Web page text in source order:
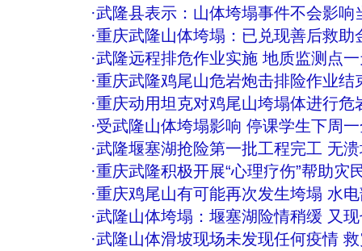
·武隆县表示：山体垮塌事件不会影响
·重庆武隆山体垮塌：已兑现善后救助
·武隆远程排危作业实施 地质监测点
·重庆武隆鸡尾山危岩炮击排险作业结
·重庆动用坦克对鸡尾山垮塌体进行危
·受武隆山体垮塌影响 停课学生下周
·武隆堰塞湖抢险第一批工程完工 无
·重庆武隆积极开展“心理疗伤”帮助灾
·重庆鸡尾山有可能再次发生垮塌 水
·武隆山体垮塌：堰塞湖险情稍缓 又
·武隆山体滑坡现场未发现任何疫情